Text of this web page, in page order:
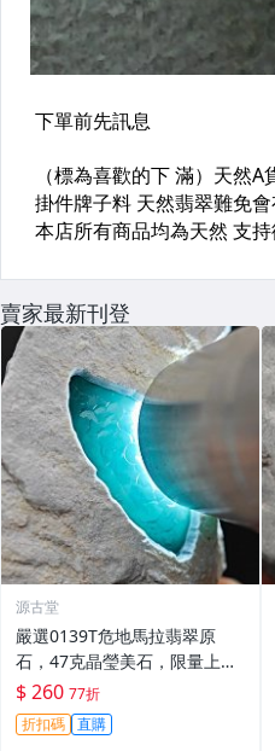
賣家最新刊登
源古堂
嚴選0139T危地馬拉翡翠原
石，47克晶瑩美石，限量上
拍，今夜11點截標！真實成交
等你來。危地馬拉 翡翠原石 拍
賣
$ 260 77折
折扣碼 直購